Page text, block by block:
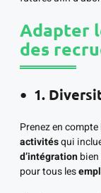
Adapter
des
1.
Prenez en compte
activitésqui
d’intégration
pour tous les